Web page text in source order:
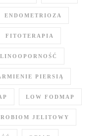
ENDOMETRIOZA
FITOTERAPIA
PIERSIĄ
LOW FODMAP
JELITOWY